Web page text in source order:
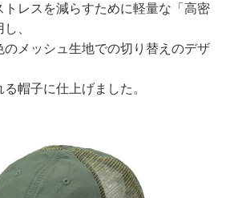
トレスを減らすために軽量な「高密
、
のメッシュ生地での切り替えのデザ
帽子に仕上げました。